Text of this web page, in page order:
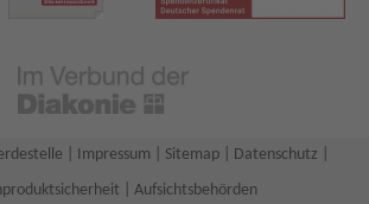
Impressum Sitemap| Datenschutz
Aufsichtsbehörden